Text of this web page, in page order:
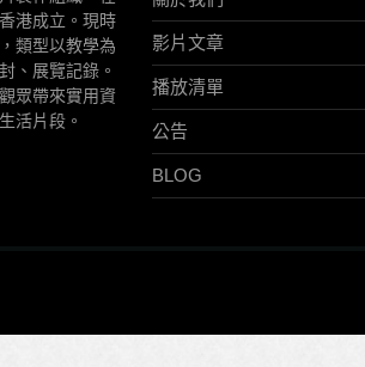
港成立。現時
類型以教學為
、展覽記錄。
眾帶來實用資
活片段。
影片文章
播放清單
公告
BLOG